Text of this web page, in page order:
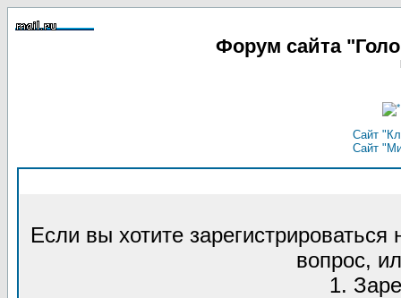
Форум сайта
Сайт
Сайт
Если вы хотите
вопрос,
1.